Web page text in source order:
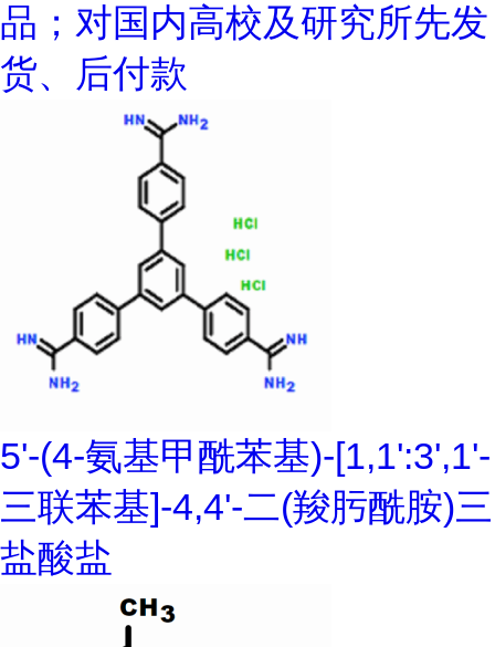
品；对国内高校及研究所先发
货、后付款
5'-(4-氨基甲酰苯基)-[1,1':3',1'-
三联苯基]-4,4'-二(羧肟酰胺)三
盐酸盐